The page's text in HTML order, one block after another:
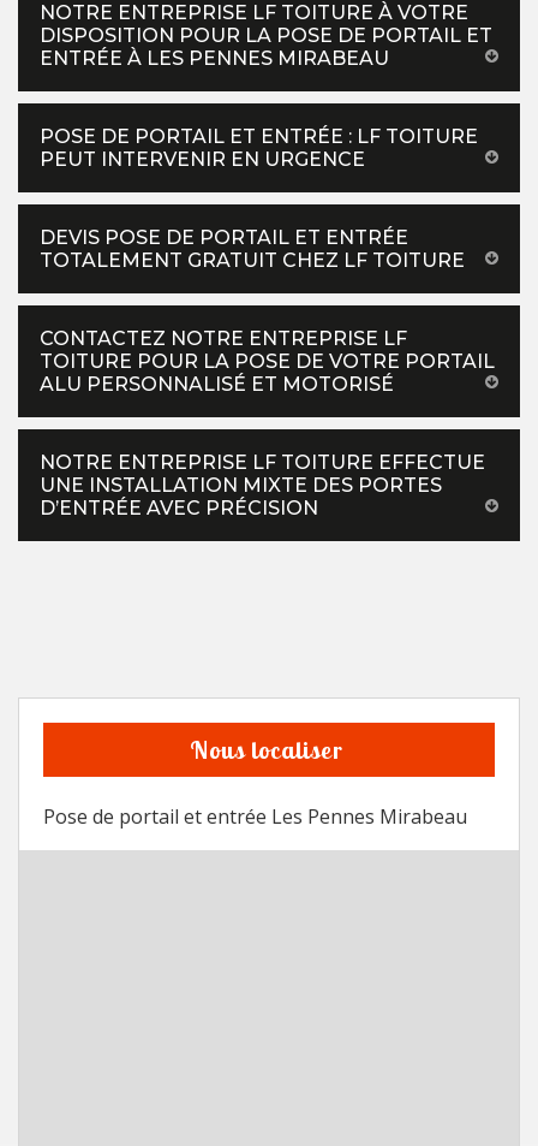
NOTRE ENTREPRISE LF TOITURE À VOTRE
DISPOSITION POUR LA POSE DE PORTAIL ET
ENTRÉE À LES PENNES MIRABEAU
POSE DE PORTAIL ET ENTRÉE : LF TOITURE
PEUT INTERVENIR EN URGENCE
DEVIS POSE DE PORTAIL ET ENTRÉE
TOTALEMENT GRATUIT CHEZ LF TOITURE
CONTACTEZ NOTRE ENTREPRISE LF
TOITURE POUR LA POSE DE VOTRE PORTAIL
ALU PERSONNALISÉ ET MOTORISÉ
NOTRE ENTREPRISE LF TOITURE EFFECTUE
UNE INSTALLATION MIXTE DES PORTES
D’ENTRÉE AVEC PRÉCISION
Nous localiser
Pose de portail et entrée Les Pennes Mirabeau